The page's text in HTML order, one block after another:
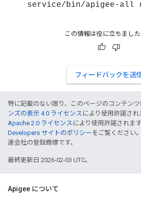
service/bin/apigee-all
この情報は役に立ちました
フィードバックを送
特に記載のない限り、このページのコンテンツ
ンズの表示 4.0 ライセンス により使用許諾さ
Apache 2.0 ライセンス により使用許諾されま
Developers サイトのポリシー をご覧ください
連会社の登録商標です。
最終更新日 2026-02-03 UTC。
Apigee について